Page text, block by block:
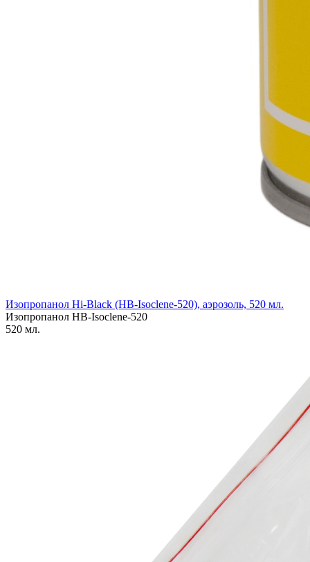
Изопропанол Hi-Black (HB-Isoclene-520), аэрозоль, 520 мл.
Изопропанол HB-Isoclene-520
520 мл.